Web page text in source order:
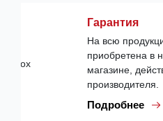
Гарантия
На всю
приобретена в
магазине,
производителя.
Подробнее